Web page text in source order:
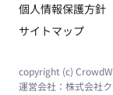
個人情報保護方針
サイトマップ
copyright (c)
運営会社： 株式会社